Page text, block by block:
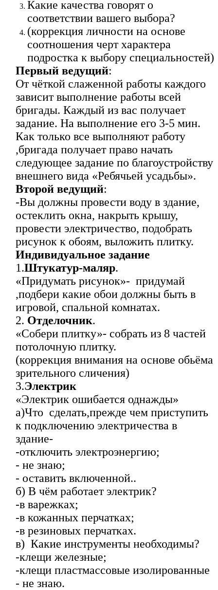
Какие качества говорят о
соответствии вашего выбора?
(коррекция личности на основе
соотношения черт характера
подростка к выбору специальностей)
Первый ведущий:
От чёткой слаженной работы каждого
зависит выполнение работы всей
бригады. Каждый из вас получает
задание. На выполнение его 3-5 мин.
Как только все выполняют работу
,бригада получает право начать
следующее задание по благоустройству
внешнего вида «Ребячьей усадьбы».
Второй ведущий:
-Вы должны провести воду в здание,
остеклить окна, накрыть крышу,
провести электричество, подобрать
рисунок к обоям, выложить плитку.
Индивидуальное задание
1.Штукатур-маляр.
«Придумать рисунок»- придумай
,подбери какие обои должны быть в
игровой, спальной комнатах.
2. Отделочник.
«Собери плитку»- собрать из 8 частей
потолочную плитку.
(коррекция внимания на основе обьёма
зрительного сличения)
3.Электрик
«Электрик ошибается однажды»
а)Что сделать,прежде чем приступить
к подключению электричества в
здание-
-отключить электроэнергию;
- не знаю;
- оставить включенной..
б) В чём работает электрик?
-в варежках;
-в кожанных перчатках;
-в резиновых перчатках.
в) Какие инструменты необходимы?
-клещи железные;
-клещи пластмассовые изолированные
- не знаю.